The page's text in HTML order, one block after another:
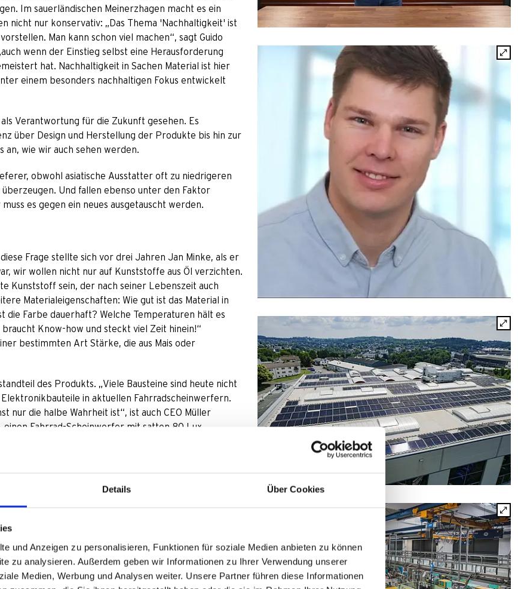
Details Über Cookies
und Anzeigen zu personalisieren, Funktionen für soziale Medien anbieten zu können
zu analysieren. Außerdem geben wir Informationen zu Ihrer Verwendung unserer
Medien, Werbung und Analysen weiter. Unsere Partner führen diese Informationen
Im sauerländischen Meinerzhagen macht es ein
nicht nur konservativ: „Das Thema 'Nachhaltigkeit' ist
Man kann schon viel machen“, sagt Guido
wenn der Einstieg selbst eine Herausforderung
hat. Nachhaltigkeit in Sachen Material ist hier
einem besonders nachhaltigen Fokus entwickelt
Verantwortung für die Zukunft gesehen. Es
über Design und Herstellung der Produkte bis hin zur
an, wie wir auch sehen werden.
obwohl asiatische Ausstatter oft zu niedrigeren
Und fallen ebenso unter den Faktor
es gegen ein neues ausgetauscht werden.
Frage stellte sich vor drei Jahren Jan Minke, als er
wir wollen nicht nur auf Kunststoffe aus Öl verzichten.
Kunststoff sein, der nach seiner Lebenszeit auch
Materialeigenschaften: Wie gut ist das Material in
die Farbe dauerhaft? Welche Temperaturen hält es
Know-how und steckt viel Zeit hinein!“
bestimmten Art Stärke, die aus Mais oder
des Produkts. „Viele Bausteine sind heute nicht
in aktuellen Fahrradscheinwerfern.
nur die halbe Wahrheit ist“, ist auch CEO Müller
einen Fahrrad-Scheinwerfer mit satten 80 Lux
als mit Fahrradlicht in Verbindung gebracht – und
abgeschlossen. Das bedeutet nicht das Ende von
zu verwenden, bei neuen Entwicklungen
Produktion mit Regranulaten. Bedeutet: Der
wieder zu Granulat gemahlen und verwertet. So
selbst? Sehr energieintensiv. „Wir beziehen aus
850 Tonnen CO ein.“ Zusätzlich gibt es Photovoltaik-